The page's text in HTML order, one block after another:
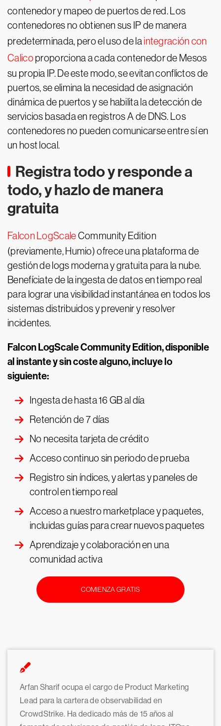
contenedor y mapeo de puertos de red. Los
contenedores no obtienen sus IP de manera
predeterminada, pero el uso de la integración con
Calico proporciona a cada contenedor de Mesos
su propia IP. De este modo, se evitan conflictos de
puertos, se elimina la necesidad de asignación
dinámica de puertos y se habilita la detección de
servicios basada en registros A de DNS. Los
contenedores no pueden comunicarse entre sí en
un host local.
Registra todo y responde a
todo, y hazlo de manera
gratuita
Falcon LogScaleCommunity Edition
(previamente, Humio) ofrece una plataforma de
gestión de logs moderna y gratuita para la nube.
Benefíciate de la ingesta de datos en tiempo real
para lograr una visibilidad instantánea en todos los
sistemas distribuidos y prevenir y resolver
incidentes.
Falcon LogScale Community Edition, disponible
al instante y sin coste alguno, incluye lo
siguiente:
Ingesta de hasta 16 GB al día
Retención de 7 días
No necesita tarjeta de crédito
Acceso continuo sin periodo de prueba
Registro sin índices, y alertas y paneles de
control en tiempo real
Acceso a nuestro marketplace y paquetes,
incluidas guías para crear nuevos paquetes
Aprendizaje y colaboración en una
comunidad activa
COMIENZA GRATIS
Arfan Sharif ocupa el cargo de Product Marketing
Lead para la cartera de observabilidad en
CrowdStrike. Ha dedicado más de 15 años al